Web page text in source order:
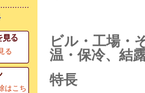
る
はこち
ビル・工場・
温・保冷、結
特長